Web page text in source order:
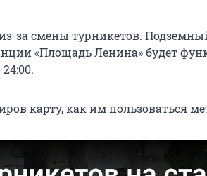
за смены турникетов.
«Площадь Ленина» будет
карту, как им пользоваться